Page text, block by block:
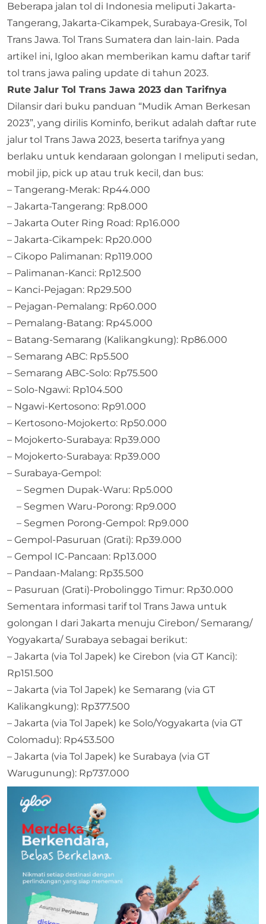
Beberapa jalan tol di Indonesia meliputi Jakarta-
Tangerang, Jakarta-Cikampek, Surabaya-Gresik, Tol
Trans Jawa. Tol Trans Sumatera dan lain-lain. Pada
artikel ini, Igloo akan memberikan kamu daftar tarif
tol trans jawa paling update di tahun 2023.
Rute Jalur Tol Trans Jawa 2023 dan Tarifnya
Dilansir dari buku panduan “Mudik Aman Berkesan
2023”, yang dirilis Kominfo, berikut adalah daftar rute
jalur tol Trans Jawa 2023, beserta tarifnya yang
berlaku untuk kendaraan golongan I meliputi sedan,
mobil jip, pick up atau truk kecil, dan bus:
– Tangerang-Merak: Rp44.000
– Jakarta-Tangerang: Rp8.000
– Jakarta Outer Ring Road: Rp16.000
– Jakarta-Cikampek: Rp20.000
– Cikopo Palimanan: Rp119.000
– Palimanan-Kanci: Rp12.500
– Kanci-Pejagan: Rp29.500
– Pejagan-Pemalang: Rp60.000
– Pemalang-Batang: Rp45.000
– Batang-Semarang (Kalikangkung): Rp86.000
– Semarang ABC: Rp5.500
– Semarang ABC-Solo: Rp75.500
– Solo-Ngawi: Rp104.500
– Ngawi-Kertosono: Rp91.000
– Kertosono-Mojokerto: Rp50.000
– Mojokerto-Surabaya: Rp39.000
– Mojokerto-Surabaya: Rp39.000
– Surabaya-Gempol:
– Segmen Dupak-Waru: Rp5.000
– Segmen Waru-Porong: Rp9.000
– Segmen Porong-Gempol: Rp9.000
– Gempol-Pasuruan (Grati): Rp39.000
– Gempol IC-Pancaan: Rp13.000
– Pandaan-Malang: Rp35.500
– Pasuruan (Grati)-Probolinggo Timur: Rp30.000
Sementara informasi tarif tol Trans Jawa untuk
golongan I dari Jakarta menuju Cirebon/ Semarang/
Yogyakarta/ Surabaya sebagai berikut:
– Jakarta (via Tol Japek) ke Cirebon (via GT Kanci):
Rp151.500
– Jakarta (via Tol Japek) ke Semarang (via GT
Kalikangkung): Rp377.500
– Jakarta (via Tol Japek) ke Solo/Yogyakarta (via GT
Colomadu): Rp453.500
– Jakarta (via Tol Japek) ke Surabaya (via GT
Warugunung): Rp737.000